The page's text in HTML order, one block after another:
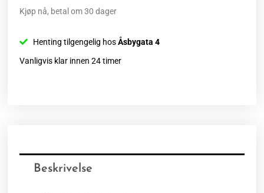
Kjøp nå, betal om 30 dager
Henting tilgengelig hosÅsbygata 4
Vanligvis klar innen 24 timer
Beskrivelse